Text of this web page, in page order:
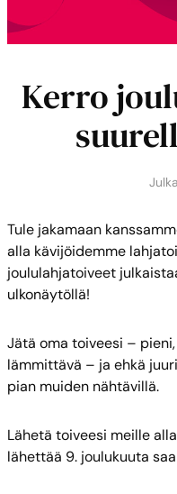
Kerro
Tule jakamaan
alla kävijöidemme
joululahjatoiveet
ulkonäytöllä!
Jätä oma toiveesi –
lämmittävä – ja ehkä
pian muiden nähtävillä.
Lähetä toiveesi meille
lähettää 9. joulukuuta